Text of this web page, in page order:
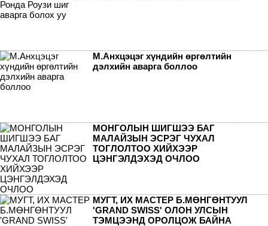
М.Анхцэцэг хүндийн өргөлтийн
дэлхийн аварга боллоо
МОНГОЛЫН ШИГШЭЭ БАГ
МАЛАЙЗЫН ЭСРЭГ ЧУХАЛ
ТОГЛОЛТОО ХИЙХЭЭР
ЦЭНГЭЛДЭХЭД ОЧЛОО
МУГТ, ИХ МАСТЕР Б.МӨНГӨНТУУЛ
'GRAND SWISS' ОЛОН УЛСЫН
ТЭМЦЭЭНД ОРОЛЦОЖ БАЙНА